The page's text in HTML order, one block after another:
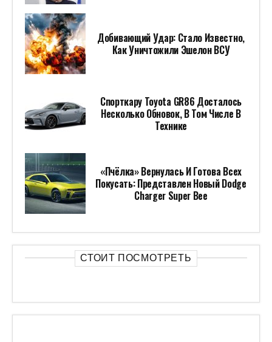
Добивающий Удар: Стало Известно,
Как Уничтожили Эшелон ВСУ
Спорткару Toyota GR86 Досталось
Несколько Обновок, В Том Числе В
Технике
«Пчёлка» Вернулась И Готова Всех
Покусать: Представлен Новый Dodge
Charger Super Bee
СТОИТ ПОСМОТРЕТЬ